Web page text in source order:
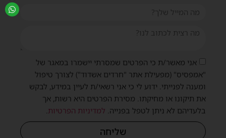
אני מאשר/ת כי הפרטים שמסרתי יישמרו במאגר של
"אמפסיס" (מפעילת אתר "חרדים אשדוד") לצורך טיפול
ומענה לפנייתי. ידוע לי כי אני רשאי/ת לעיין במידע, לבקש
את תיקונו או מחיקתו. מסירת הפרטים היא רשות, אך
בלעדיהם לא ניתן לטפל בפנייה. למדיניות הפרטיות
שליחה